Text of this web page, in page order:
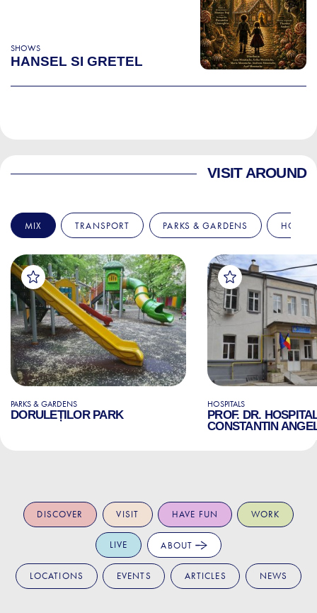
SHOWS
HANSEL SI GRETEL
VISIT AROUND
MIX TRANSPORT PARKS & GARDENS
PARKS & GARDENS
DORULEȚILOR PARK
HOSPITALS
PROF. DR.
CONSTANTIN
DISCOVER VISIT HAVE FUN WORK
LIVE ABOUT
LOCATIONS EVENTS ARTICLES NEWS